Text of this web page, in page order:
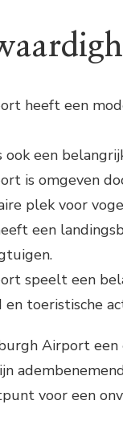
heeft een
een
is omgeven
plek voor
een
speelt een
en toeristische
Airport een
voor een